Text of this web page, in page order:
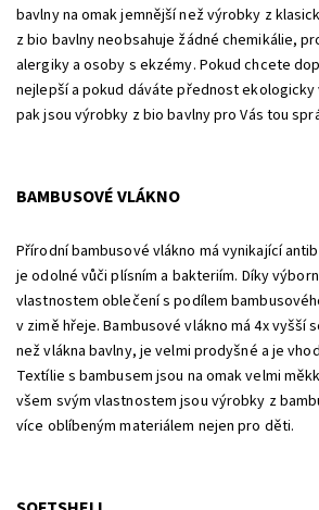
bavlny na omak jemnější než výrobky z
z bio bavlny neobsahuje žádné chemikálie,
alergiky a osoby s ekzémy. Pokud chcete
nejlepší a pokud dáváte přednost
pak jsou výrobky z bio bavlny pro Vás tou
BAMBUSOVÉ VLÁKNO
Přírodní bambusové vlákno má vynikající
je odolné vůči plísním a bakteriím. Díky
vlastnostem oblečení s podílem
v zimě hřeje. Bambusové vlákno má 4x vyšší
než vlákna bavlny, je velmi prodyšné a je
Textílie s bambusem jsou na omak velmi
všem svým vlastnostem jsou výrobky z
více oblíbeným materiálem nejen pro děti.